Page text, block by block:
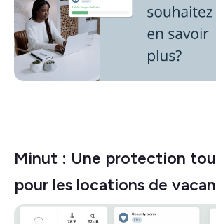
Minut : Une protection
pour les locations de